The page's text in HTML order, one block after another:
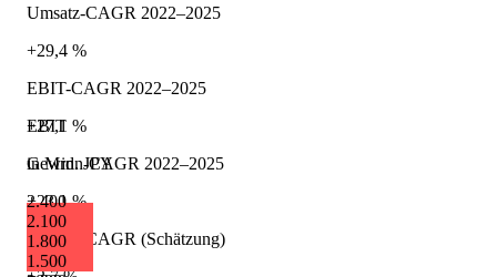
EBIT
in Mrd. JPY
2.400
2.100
1.800
1.500
Umsatz-CAGR 2022–2025
+29,4 %
EBIT-CAGR 2022–2025
+27,1 %
Gewinn-CAGR 2022–2025
+23,1 %
Umsatz-CAGR (Schätzung)